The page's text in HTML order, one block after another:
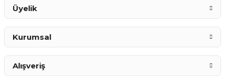
Üyelik
Kurumsal
Alışveriş